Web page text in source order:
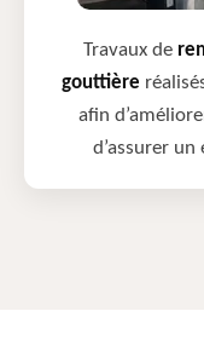
Travaux de
gouttière
afin
d’assurer